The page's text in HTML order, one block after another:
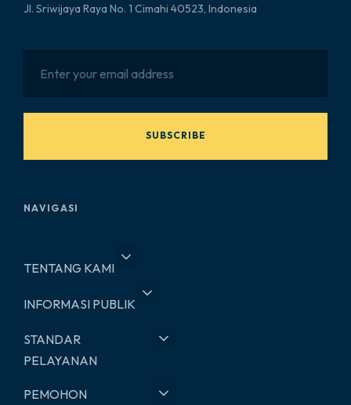
Jl. Sriwijaya Raya No. 1 Cimahi 40523, Indonesia
SUBSCRIBE
NAVIGASI
TENTANG KAMI
INFORMASI PUBLIK
STANDAR
PELAYANAN
PEMOHON